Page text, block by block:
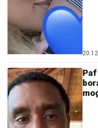
20:12